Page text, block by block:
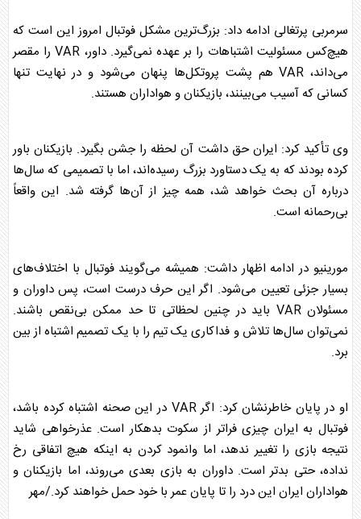
سرمربی پرتغالی ادامه داد: بزرگ‌ترین مشکل فوتبال امروز این است که
هیچ‌کس مسئولیت اشتباهات را بر عهده نمی‌گیرد. داور، VAR را مقصر
می‌داند، VAR هم پشت پروتکل‌ها پنهان می‌شود و در نهایت تنها
کسانی که آسیب می‌بینند، بازیکنان و هواداران هستند.
وی تأکید کرد: ایران حق داشت آن لحظه را جشن بگیرد. بازیکنان باور
کرده بودند که به یک دستاورد بزرگ رسیده‌اند، اما با تصمیمی که سال‌ها
درباره آن بحث خواهد شد، همه چیز از آن‌ها گرفته شد. این واقعاً
بی‌رحمانه است.
مورینیو در ادامه اظهار داشت: همیشه می‌گویند فوتبال با اختلاف‌های
بسیار جزئی تعیین می‌شود. اگر این حرف درست است، پس داوران و
مسئولان VAR باید در چنین لحظاتی تا حد ممکن بی‌نقص باشند.
نمی‌توان سال‌ها تلاش و فداکاری یک تیم را با یک تصمیم اشتباه از بین
برد.
او در پایان خاطرنشان کرد: اگر VAR در این صحنه اشتباه کرده باشد،
فوتبال به ایران چیزی فراتر از سکوت بدهکار است. عذرخواهی شاید
نتیجه بازی را تغییر ندهد، اما وانمود کردن به اینکه هیچ اتفاقی رخ
نداده، حتی بدتر است. داوران به بازی بعدی می‌روند، اما بازیکنان و
هواداران ایران این درد را تا پایان عمر با خود حمل خواهند کرد./مهر